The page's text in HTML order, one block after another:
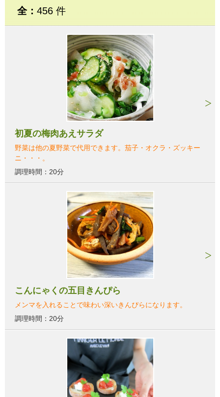
全：456 件
初夏の梅肉あえサラダ
野菜は他の夏野菜で代用できます。茄子・オクラ・ズッキー
ニ・・・。
調理時間：20分
こんにゃくの五目きんぴら
メンマを入れることで味わい深いきんぴらになります。
調理時間：20分